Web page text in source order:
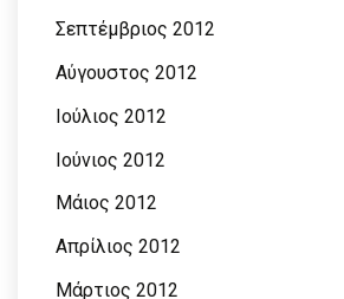
Σεπτέμβριος 2012
Αύγουστος 2012
Ιούλιος 2012
Ιούνιος 2012
Μάιος 2012
Απρίλιος 2012
Μάρτιος 2012